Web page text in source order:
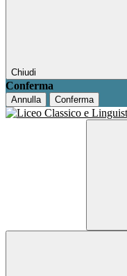
Chiudi
Conferma
Annulla Conferma